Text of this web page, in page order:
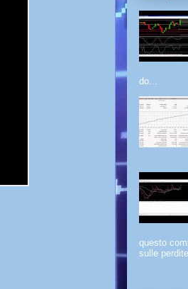
do...
questo
sulle